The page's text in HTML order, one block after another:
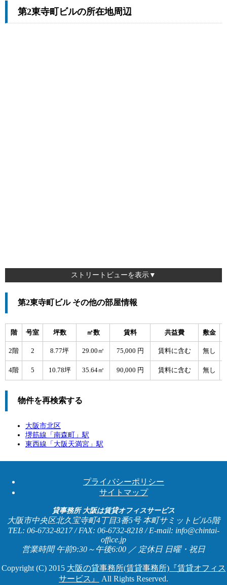
第2東寺町ビルの所在地周辺
ストリートビューを表示▼
第2東寺町ビル その他の部屋情報
階 号室 坪数 ㎡数 賃料 共益費 敷金
2階 2 8.77坪 29.00㎡ 75,000 円 賃料に含む 無し
4階 5 10.78坪 35.64㎡ 90,000 円 賃料に含む 無し
物件を再検索する
大阪市北区
堺筋線「 南森町
」駅
東西線「 大阪天満宮 」駅
プライバシーポリシー
サイトマップ
貸事務所 大阪は賃貸オフィスサービス
大阪市中央区北久宝寺町4丁目3番5号 本町サミットビル5階
TEL: 06-6732-8217 / FAX: 06-6732-8218 / E-mail: info@chintai-
office.jp
営業時間 午前9:30～午後6:00 ／ 定休日 日曜・祝日
Copyright (C) 2015 大阪の貸事務所(賃貸事務所)『賃貸オフィス
サービス』
All Rights Reserved.